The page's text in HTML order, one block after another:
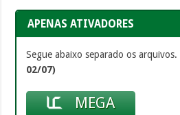
APENAS ATIVADORES
Segue abaixo separado os arquivos.
02/07)
MEGA